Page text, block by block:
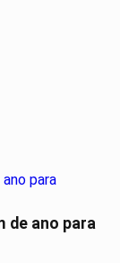
de ano para